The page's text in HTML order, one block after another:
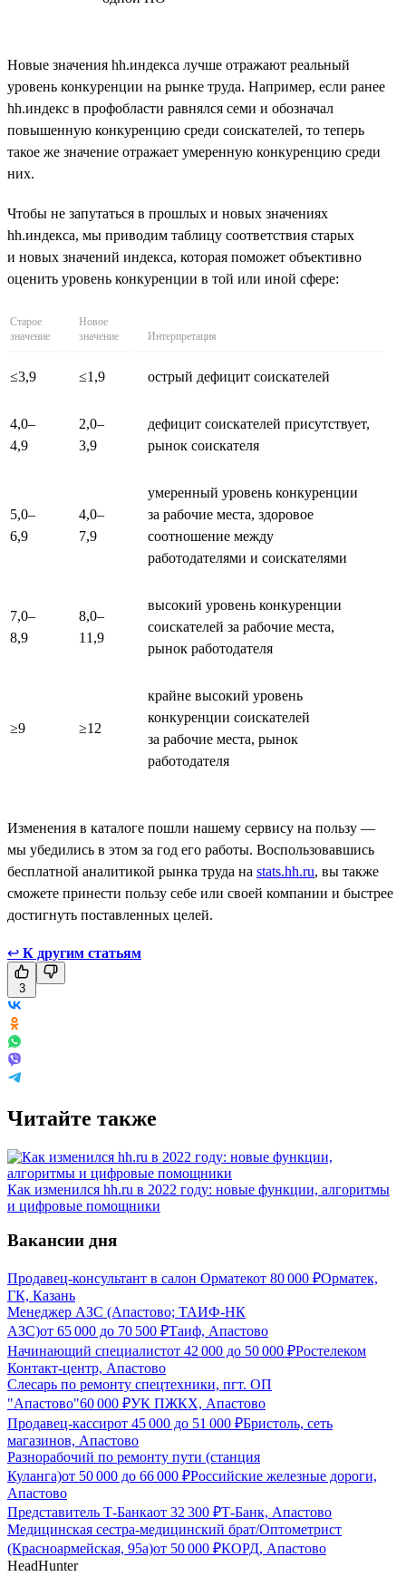
Новые значения hh.индекса лучше отражают реальный
уровень конкуренции на рынке труда. Например, если ранее
hh.индекс в профобласти равнялся семи и обозначал
повышенную конкуренцию среди соискателей, то теперь
такое же значение отражает умеренную конкуренцию среди
них.
Чтобы не запутаться в прошлых и новых значениях
hh.индекса, мы приводим таблицу соответствия старых
и новых значений индекса, которая поможет объективно
оценить уровень конкуренции в той или иной сфере:
Старое
значение
Новое
значение
Интерпретация
≤3,9 ≤1,9 острый дефицит соискателей
4,0–
4,9
2,0–
3,9
дефицит соискателей присутствует,
рынок соискателя
5,0–
6,9
4,0–
7,9
умеренный уровень конкуренции
за рабочие места, здоровое
соотношение между
работодателями и соискателями
7,0–
8,9
8,0–
11,9
высокий уровень конкуренции
соискателей за рабочие места,
рынок работодателя
≥9 ≥12
крайне высокий уровень
конкуренции соискателей
за рабочие места, рынок
работодателя
Изменения в каталоге пошли нашему сервису на пользу —
мы убедились в этом за год его работы. Воспользовавшись
бесплатной аналитикой рынка труда на stats.hh.ru, вы также
сможете принести пользу себе или своей компании и быстрее
достигнуть поставленных целей.
↩ К другим статьям
3
Читайте также
Как изменился hh.ru в 2022 году: новые функции, алгоритмы
и цифровые помощники
Вакансии дня
Продавец-консультант в салон Орматекот 80 000 ₽Орматек,
ГК, Казань
Менеджер АЗС (Апастово; ТАИФ-НК
АЗС)от 65 000 до 70 500 ₽Таиф, Апастово
Начинающий специалистот 42 000 до 50 000 ₽Ростелеком
Контакт-центр, Апастово
Слесарь по ремонту спецтехники, пгт. ОП
"Апастово"60 000 ₽УК ПЖКХ, Апастово
Продавец-кассирот 45 000 до 51 000 ₽Бристоль, сеть
магазинов, Апастово
Разнорабочий по ремонту пути (станция
Куланга)от 50 000 до 66 000 ₽Российские железные дороги,
Апастово
Представитель Т-Банкаот 32 300 ₽Т-Банк, Апастово
Медицинская сестра-медицинский брат/Оптометрист
(Красноармейская, 95а)от 50 000 ₽КОРД, Апастово
HeadHunter